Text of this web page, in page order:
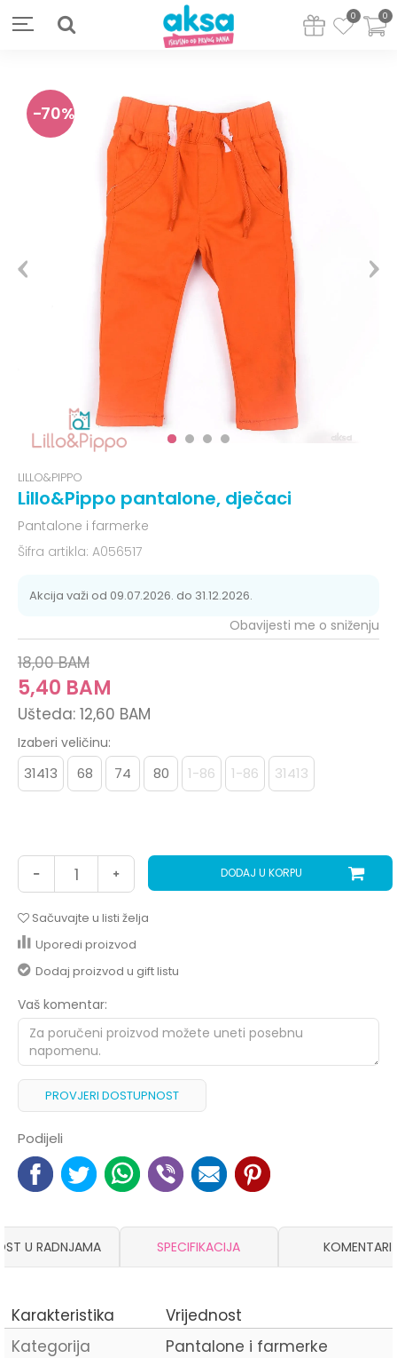
0
0
70%
LILLO&PIPPO
Lillo&Pippo pantalone, dječaci
Pantalone i farmerke
Šifra artikla: A056517
Akcija važi od 09.07.2026. do 31.12.2026.
18,00 BAM
5,40 BAM
Ušteda: 12,60 BAM
Obavijesti me o sniženju
Izaberi veličinu:
31413 68 74 80 1-86 1-86 31413
DODAJ U KORPU
Sačuvajte u listi želja
Uporedi proizvod
Dodaj proizvod u gift listu
Vaš komentar:
PROVJERI DOSTUPNOST
Podijeli
U RADNJAMA SPECIFIKACIJA KOMENTARI
Karakteristika
Vrijednost
Kategorija
Pantalone i farmerke